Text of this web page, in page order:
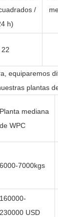
/
h)
22
equiparemos
plantas
Planta mediana
de WPC
6000-7000kgs
160000-
230000 USD